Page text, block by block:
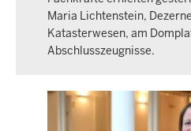
Maria Lichtenstein,
Katasterwesen, am
Abschlusszeugnisse.